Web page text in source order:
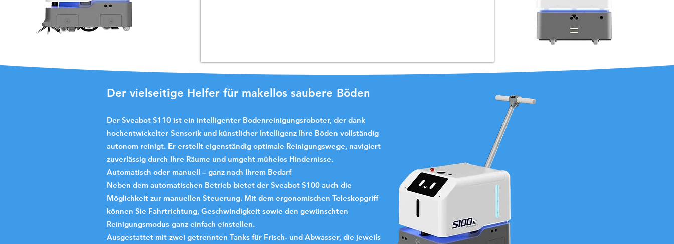
Der vielseitige Helfer für makellos saubere Böden
Der Sveabot S110 ist ein intelligenter Bodenreinigungsroboter, der dank
hochentwickelter Sensorik und künstlicher Intelligenz Ihre Böden vollständig
autonom reinigt. Er erstellt eigenständig optimale Reinigungswege, navigiert
zuverlässig durch Ihre Räume und umgeht mühelos Hindernisse.
Automatisch oder manuell – ganz nach Ihrem Bedarf
Neben dem automatischen Betrieb bietet der Sveabot S100 auch die
Möglichkeit zur manuellen Steuerung. Mit dem ergonomischen Teleskopgriff
können Sie Fahrtrichtung, Geschwindigkeit sowie den gewünschten
Reinigungsmodus ganz einfach einstellen.
Ausgestattet mit zwei getrennten Tanks für Frisch- und Abwasser, die jeweils